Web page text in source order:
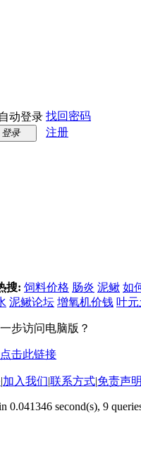
自动登录 找回密码
登录
注册
搜: 饲料价格 肠炎 泥鳅 如
泥鳅论坛 增氧机价钱 叶
步访问电脑版？
击此链接
|加入我们|联系方式|免责声
0.041346 second(s), 9